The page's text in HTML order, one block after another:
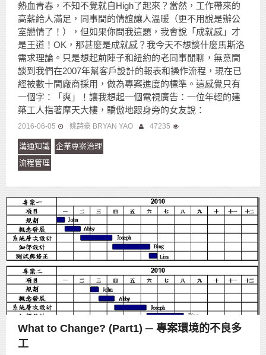
熱血青春，不知不覺就自High了起來？當然，工作帶來的
高薪給人滿足，同事間的情誼讓人溫暖（更不用說是辦公
室戀情了！），但如果你問我這題，我會說「成就感」才
是王道！OK，那甚麼是成就感？我今天不想談什麼馬斯洛
需求理論。只是想起前陣子和紐約的老同事閒聊，無意間
談到我們在2007年幫客戶設計的報表和操作流程，現在已
經被數十間廠商採用，做為專案進度的標準。這感覺只有
一個字：「爽」！讓我想起一個電視廣告：一位年輕的建
築工人指著摩天大樓，驕傲地跟身旁的女友說：
2016-06-05 姚詩豪 BRYAN YAO 47235
溝通知識
企業專案治理
流程管理
What to Change? (Part1) ─ 專案環境的不良多
工